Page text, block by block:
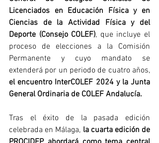
Licenciados en Educación Física y en
Ciencias de la Actividad Física y del
Deporte (Consejo COLEF), que incluye el
proceso de elecciones a la Comisión
Permanente y cuyo mandato se
el encuentro InterCOLEF 2024 y la Junta
General Ordinaria de COLEF Andalucía.
Tras el éxito de la pasada edición
celebrada en Málaga, la cuarta edición de